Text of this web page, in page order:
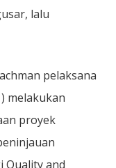
lalu
pelaksana
melakukan
proyek
Quality and